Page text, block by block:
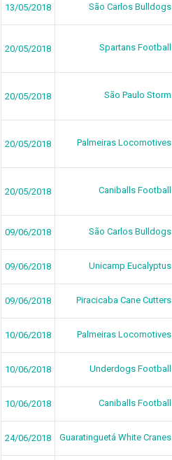
13/05/2018 São Carlos Bulldogs
20/05/2018 Spartans Football
20/05/2018 São Paulo Storm
20/05/2018 Palmeiras Locomotives
20/05/2018 Caniballs Football
09/06/2018 São Carlos Bulldogs
09/06/2018 Unicamp Eucalyptus
09/06/2018 Piracicaba Cane Cutters
10/06/2018 Palmeiras Locomotives
10/06/2018 Underdogs Football
10/06/2018 Caniballs Football
24/06/2018 Guaratinguetá White Cranes